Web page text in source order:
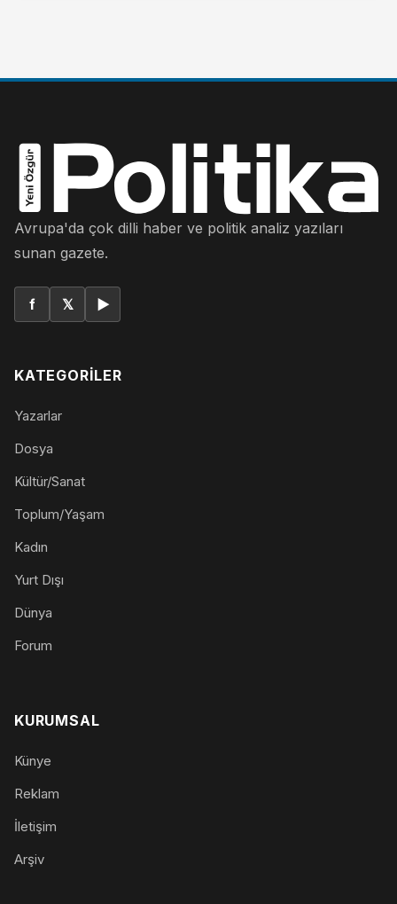
Avrupa'da çok dilli haber ve politik analiz yazıları
sunan gazete.
f 𝕏 ▶
KATEGORILER
Yazarlar
Dosya
Kültür/Sanat
Toplum/Yaşam
Kadın
Yurt Dışı
Dünya
Forum
KURUMSAL
Künye
Reklam
İletişim
Arşiv